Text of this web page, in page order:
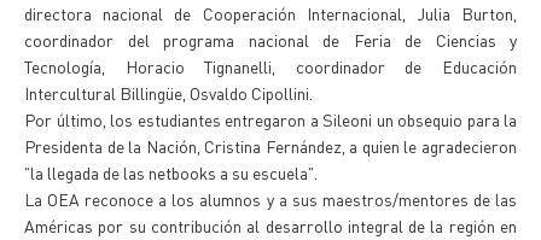
directora nacional de Cooperación Internacional, Julia Burton,
coordinador del programa nacional de Feria de Ciencias y
Tecnología, Horacio Tignanelli, coordinador de Educación
Intercultural Billingüe, Osvaldo Cipollini.
Por último, los estudiantes entregaron a Sileoni un obsequio para la
Presidenta de la Nación, Cristina Fernández, a quien le agradecieron
"la llegada de las netbooks a su escuela".
La OEA reconoce a los alumnos y a sus maestros/mentores de las
Américas por su contribución al desarrollo integral de la región en